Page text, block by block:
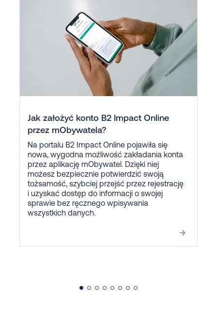
Jak założyć konto B2 Impact Online
przez mObywatela?
Na portalu B2 Impact Online pojawiła się
nowa, wygodna możliwość zakładania konta
przez aplikację mObywatel. Dzięki niej
możesz bezpiecznie potwierdzić swoją
tożsamość, szybciej przejść przez rejestrację
i uzyskać dostęp do informacji o swojej
sprawie bez ręcznego wpisywania
wszystkich danych.